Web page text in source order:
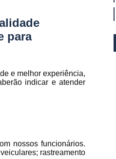
de Frota de Veículos
Frota
de Frota de Veículos Pesados
Gestão de Veículos
para
e melhor experiência,
indicar e atender
nossos funcionários.
rastreamento